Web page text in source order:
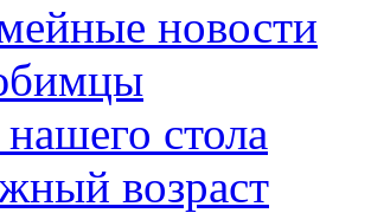
новости
стола
возраст